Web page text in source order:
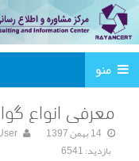
منو
معرفی انواع
14 بهمن 1397
بازدید: 6541